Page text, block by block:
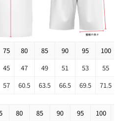
75 80 85 90 95 100
45 47 49 51 53 55
57 60.5 63.5 66.5 69.5 71.5
80 85 90 95 100